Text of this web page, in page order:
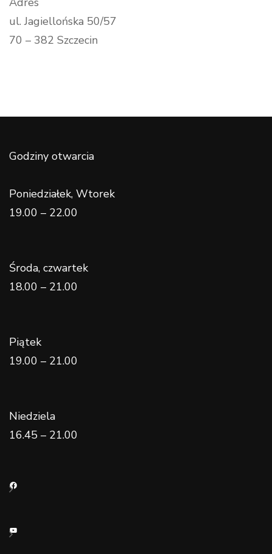
ul. Jagiellońska 50/57
70 – 382 Szczecin
Godziny otwarcia
Poniedziałek, Wtorek
19.00 – 22.00
Środa, czwartek
18.00 – 21.00
Piątek
19.00 – 21.00
Niedziela
16.45 – 21.00
Facebook
YouTube